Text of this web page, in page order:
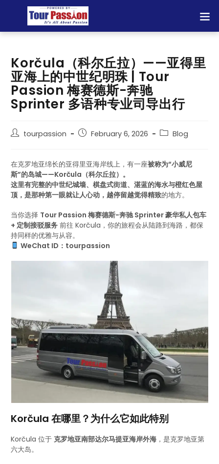
Korčula（科尔丘拉）——亚得里
亚海上的中世纪明珠 | Tour
Passion 梅赛德斯-奔驰
Sprinter 多语种专业司导出行
tourpassion February 6, 2026 Blog
在克罗地亚绵长的亚得里亚海岸线上，有一座被称为“小威尼
斯”的岛城——Korčula（科尔丘拉）。
这里有完整的中世纪城墙、棋盘式街道、湛蓝的海水与橙红色屋
顶，是那种第一眼就让人心动，越停留越觉得精致的地方。
当你选择 Tour Passion 梅赛德斯-奔驰 Sprinter 豪华私人包车
+ 定制接驳服务 前往 Korčula，你的旅程会从陆路到海路，都保
持同样的优雅与从容。
WeChat ID：tourpassion
Korčula 在哪里？为什么它如此特别
Korčula 位于克罗地亚南部达尔马提亚海岸外海 ，是克罗地亚第
六大岛。